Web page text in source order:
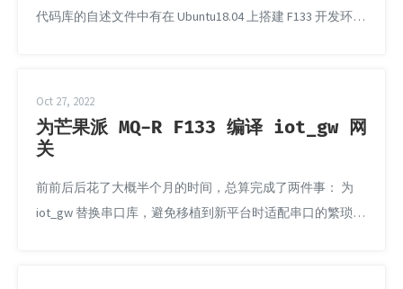
代码库的自述文件中有在 Ubuntu18.04 上搭建 F133 开发环境
上，实测这样做的时候，即使对应目录开启了大小写敏感...
Oct 27, 2022
为芒果派 MQ-R F133 编译 iot_gw 网
关
前前后后花了大概半个月的时间，总算完成了两件事： 为
iot_gw 替换串口库，避免移植到新平台时适配串口的繁琐流